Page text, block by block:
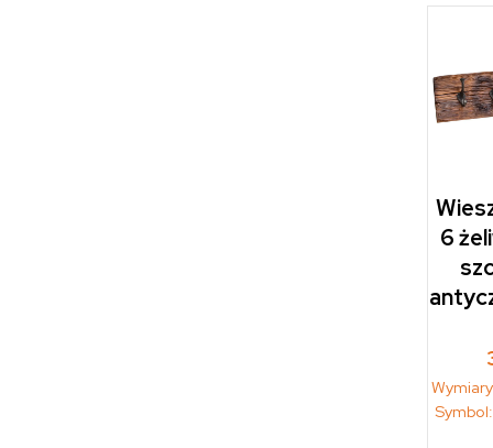
6
Symbol: